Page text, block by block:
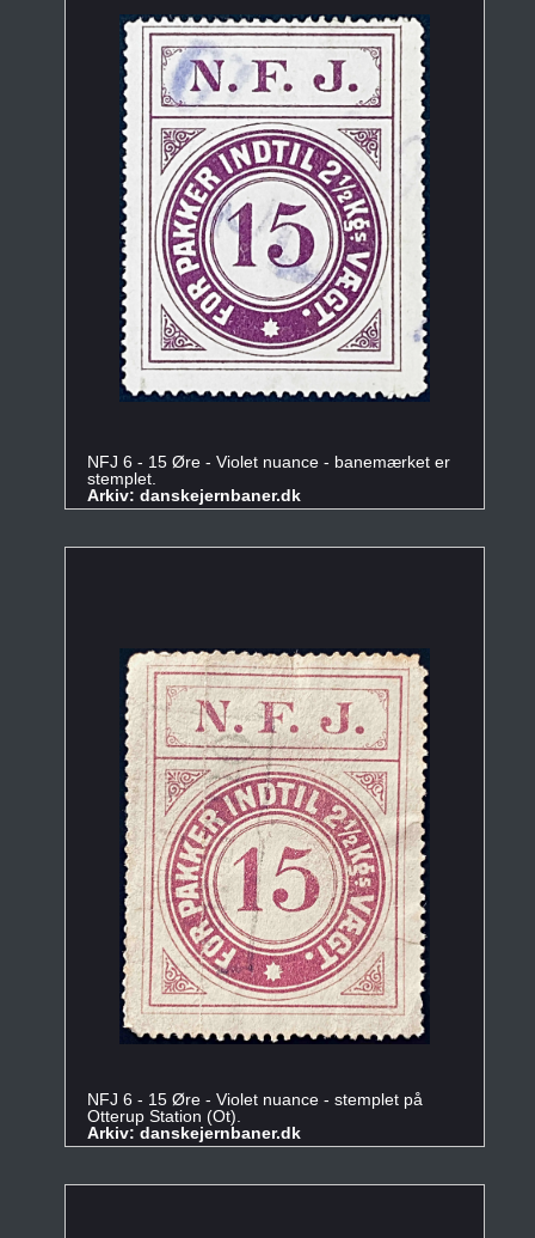
NFJ 6 - 15 Øre - Violet nuance - banemærket er
stemplet.
Arkiv: danskejernbaner.dk
NFJ 6 - 15 Øre - Violet nuance - stemplet på
Otterup Station (Ot).
Arkiv: danskejernbaner.dk